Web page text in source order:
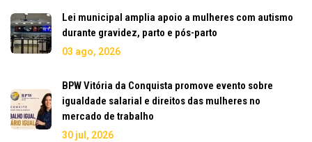
Lei municipal amplia apoio a mulheres com autismo
durante gravidez, parto e pós-parto
03 ago, 2026
BPW Vitória da Conquista promove evento sobre
igualdade salarial e direitos das mulheres no
mercado de trabalho
30 jul, 2026